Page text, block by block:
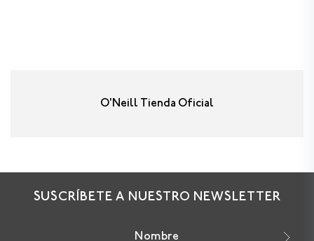
O'Neill Tienda Oficial
SUSCRÍBETE A NUESTRO NEWSLETTER